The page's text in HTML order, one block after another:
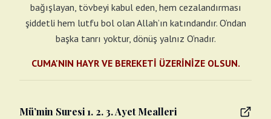
bağışlayan, tövbeyi kabul eden, hem cezalandırması
şiddetli hem lutfu bol olan Allah’ın katındandır. O’ndan
başka tanrı yoktur, dönüş yalnız O’nadır.
CUMA'NIN HAYR VE BEREKETİ ÜZERİNİZE OLSUN.
Mü’min Suresi 1. 2. 3. Ayet Mealleri